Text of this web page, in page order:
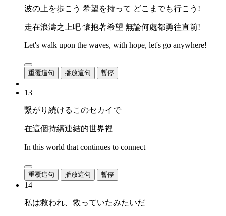
波の上を歩こう 希望を持って どこまでも行こう!
走在浪濤之上吧 懷抱著希望 無論何處都勇往直前!
Let's walk upon the waves, with hope, let's go anywhere!
重覆這句 播放這句 暫停
13
繋がり続けるこのセカイで
在這個持續連結的世界裡
In this world that continues to connect
重覆這句 播放這句 暫停
14
私は救われ、救っていたみたいだ